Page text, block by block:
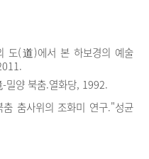
도(道)에서 본 하보경의 예술
밀양 북춤.열화당, 1992.
춤사위의 조화미 연구."성균